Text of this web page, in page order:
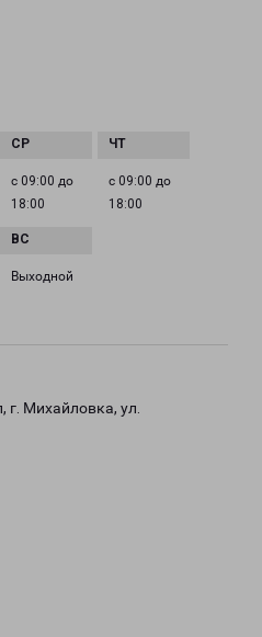
с 09:00 до
18:00
с 09:00 до
18:00
Выходной
г. Михайловка, ул.